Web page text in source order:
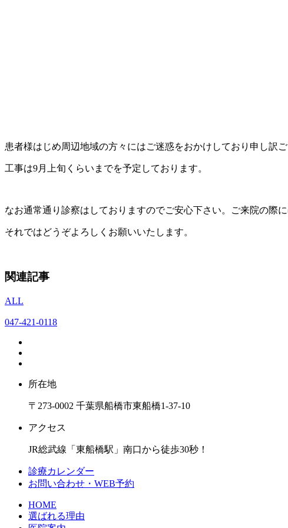
患者様はじめ周辺地域の方々にはご迷惑をおかけしており申し訳ご
工事は9月上旬くらいまでを予定しております。
なお通常通り診察はしておりますのでご安心下さい。ご来院の際
それではどうぞよろしくお願いいたします。
関連記事
ALL
047-421-0118
所在地
〒273-0002 千葉県船橋市東船橋1-37-10
アクセス
JR総武線「東船橋駅」南口から徒歩30秒！
診療カレンダー
お問い合わせ・WEB予約
HOME
選ばれる理由